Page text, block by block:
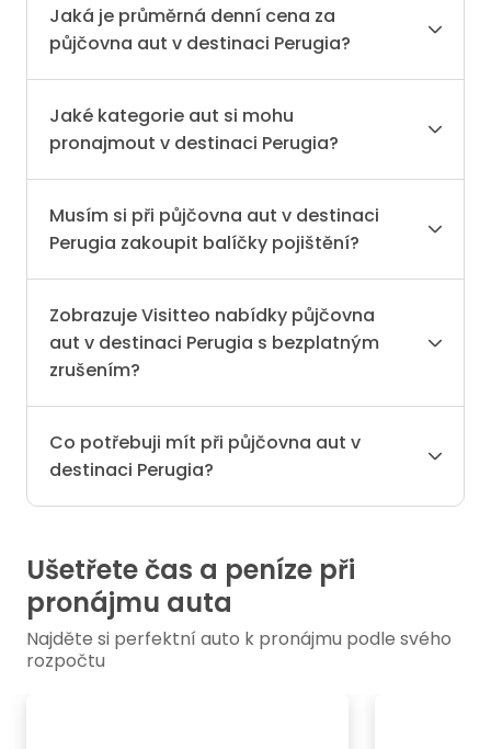
Jaká je průměrná denní cena za
půjčovna aut v destinaci Perugia?
Jaké kategorie aut si mohu
pronajmout v destinaci Perugia?
Musím si při půjčovna aut v destinaci
Perugia zakoupit balíčky pojištění?
Zobrazuje Visitteo nabídky půjčovna
aut v destinaci Perugia s bezplatným
zrušením?
Co potřebuji mít při půjčovna aut v
destinaci Perugia?
Ušetřete čas a peníze při
pronájmu auta
Najděte si perfektní auto k pronájmu podle svého
rozpočtu